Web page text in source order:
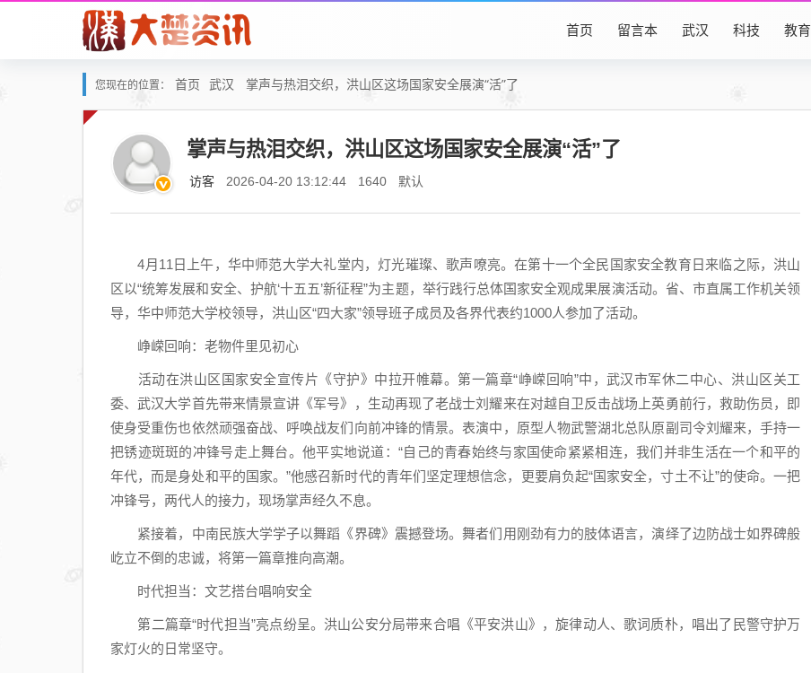
首页 留言本 武汉 科技 教育
您现在的位置： 首页 武汉 掌声与热泪交织，洪山区这场国家安全展演“活”了
掌声与热泪交织，洪山区这场国家安全展演“活”了
访客 2026-04-20 13:12:44 1640 默认
4月11日上午，华中师范大学大礼堂内，灯光璀璨、歌声嘹亮。在第十一个全民国家安全教育日来临之际，洪山
区以“统筹发展和安全、护航‘十五五’新征程”为主题，举行践行总体国家安全观成果展演活动。省、市直属工作机关领
导，华中师范大学校领导，洪山区“四大家”领导班子成员及各界代表约1000人参加了活动。
峥嵘回响：老物件里见初心
活动在洪山区国家安全宣传片《守护》中拉开帷幕。第一篇章“峥嵘回响”中，武汉市军休二中心、洪山区关工
委、武汉大学首先带来情景宣讲《军号》，生动再现了老战士刘耀来在对越自卫反击战场上英勇前行，救助伤员，即
使身受重伤也依然顽强奋战、呼唤战友们向前冲锋的情景。表演中，原型人物武警湖北总队原副司令刘耀来，手持一
把锈迹斑斑的冲锋号走上舞台。他平实地说道：“自己的青春始终与家国使命紧紧相连，我们并非生活在一个和平的
年代，而是身处和平的国家。”他感召新时代的青年们坚定理想信念，更要肩负起“国家安全，寸土不让”的使命。一把
冲锋号，两代人的接力，现场掌声经久不息。
紧接着，中南民族大学学子以舞蹈《界碑》震撼登场。舞者们用刚劲有力的肢体语言，演绎了边防战士如界碑般
屹立不倒的忠诚，将第一篇章推向高潮。
时代担当：文艺搭台唱响安全
第二篇章“时代担当”亮点纷呈。洪山公安分局带来合唱《平安洪山》，旋律动人、歌词质朴，唱出了民警守护万
家灯火的日常坚守。